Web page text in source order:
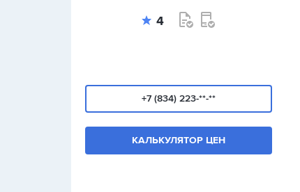
4
+7 (834) 223-**-**
КАЛЬКУЛЯТОР ЦЕН